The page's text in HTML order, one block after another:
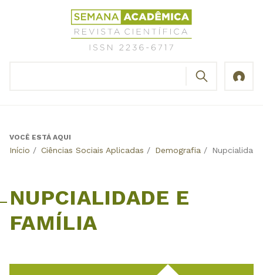
Revista
Científica
Semana
Back
VOCÊ ESTÁ AQUI
Início / Ciências Sociais Aplicadas / Demografia /
NUPCIALIDADE E
FAMÍLIA